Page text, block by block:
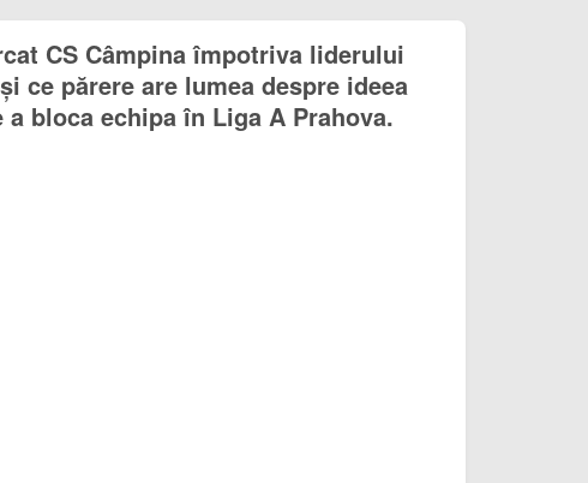
CS Câmpina împotriva liderului
ce părere are lumea despre ideea
bloca echipa în Liga A Prahova.